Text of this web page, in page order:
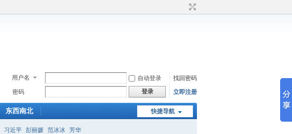
用户名 自动登录
找回密码
密码
登录 立即注册
快捷导航
东西南北
习近平 彭丽媛 范冰冰 芳华